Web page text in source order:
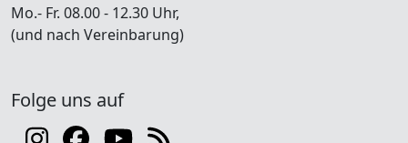
Mo.- Fr. 08.00 - 12.30 Uhr,
(und nach Vereinbarung)
Folge uns auf